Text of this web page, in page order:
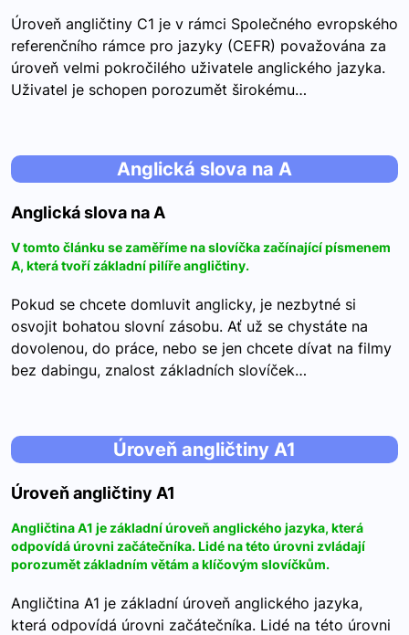
Úroveň angličtiny C1 je v rámci Společného evropského
referenčního rámce pro jazyky (CEFR) považována za
úroveň velmi pokročilého uživatele anglického jazyka.
Uživatel je schopen porozumět širokému…
Anglická slova na A
Anglická slova na A
V tomto článku se zaměříme na slovíčka začínající písmenem
A, která tvoří základní pilíře angličtiny.
Pokud se chcete domluvit anglicky, je nezbytné si
osvojit bohatou slovní zásobu. Ať už se chystáte na
dovolenou, do práce, nebo se jen chcete dívat na filmy
bez dabingu, znalost základních slovíček…
Úroveň angličtiny A1
Úroveň angličtiny A1
Angličtina A1 je základní úroveň anglického jazyka, která
odpovídá úrovni začátečníka. Lidé na této úrovni zvládají
porozumět základním větám a klíčovým slovíčkům.
Angličtina A1 je základní úroveň anglického jazyka,
která odpovídá úrovni začátečníka. Lidé na této úrovni